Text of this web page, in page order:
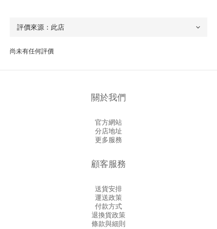
尚未有任何評價
關於我們
官方網站
分店地址
更多服務
顧客服務
送貨安排
運送政策
付款方式
退換貨政策
條款與細則